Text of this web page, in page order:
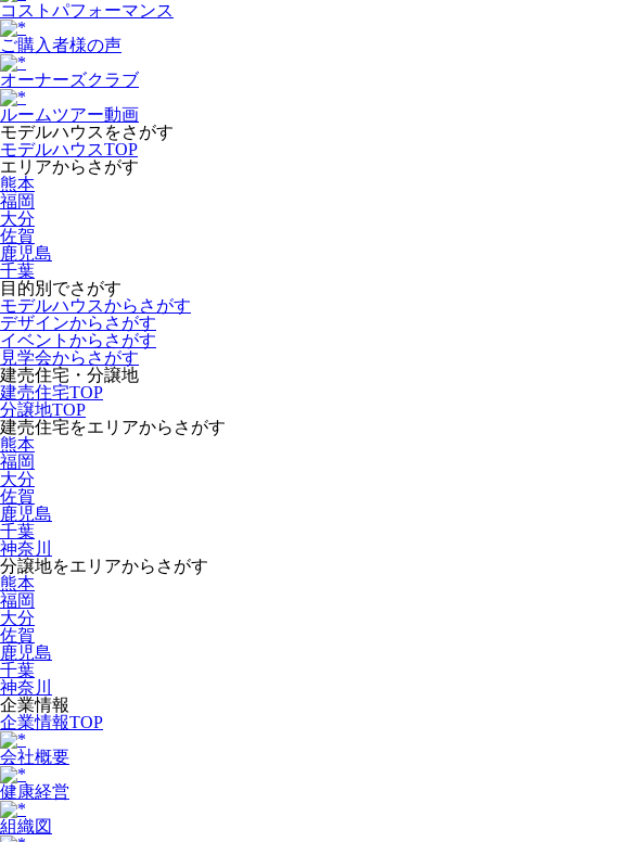
コストパフォーマンス
ご購入者様の声
オーナーズクラブ
ルームツアー動画
モデルハウスをさがす
モデルハウスTOP
エリアからさがす
熊本
福岡
大分
佐賀
鹿児島
千葉
目的別でさがす
モデルハウスからさがす
デザインからさがす
イベントからさがす
見学会からさがす
建売住宅・分譲地
建売住宅TOP
分譲地TOP
建売住宅をエリアからさがす
熊本
福岡
大分
佐賀
鹿児島
千葉
神奈川
分譲地をエリアからさがす
熊本
福岡
大分
佐賀
鹿児島
千葉
神奈川
企業情報
企業情報TOP
会社概要
健康経営
組織図